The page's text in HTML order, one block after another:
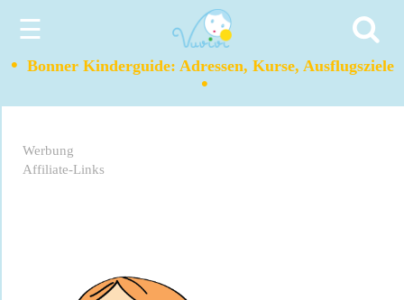
☰
• Bonner Kinderguide: Adressen, Kurse, Ausflugsziele
•
Werbung
Affiliate-Links